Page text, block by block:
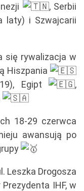
, Serbii
laty) i Szwajcarii
się rywalizacja w
Hiszpania
Egipt
,
18-29 czerwca
awansują po
Leszka Drogosza
IHF, w